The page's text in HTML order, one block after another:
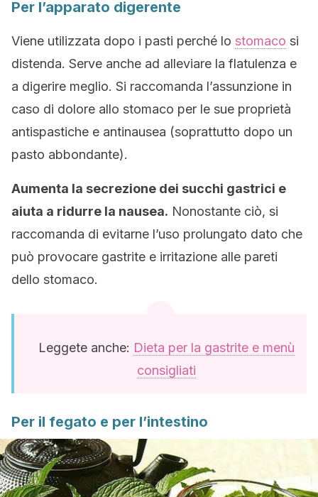
Per l’apparato digerente
Viene utilizzata dopo i pasti perché lo stomaco si
distenda. Serve anche ad alleviare la flatulenza e
a digerire meglio. Si raccomanda l’assunzione in
caso di dolore allo stomaco per le sue proprietà
antispastiche e antinausea (soprattutto dopo un
pasto abbondante).
Aumenta la secrezione dei succhi gastrici e
aiuta a ridurre la nausea. Nonostante ciò, si
raccomanda di evitarne l’uso prolungato dato che
può provocare gastrite e irritazione alle pareti
dello stomaco.
Leggete anche: Dieta per la gastrite e menù
consigliati
Per il fegato e per l’intestino